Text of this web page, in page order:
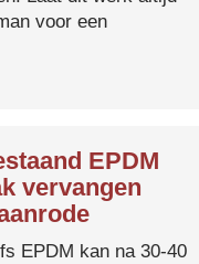
voor een
EPDM
vervangen
EPDM kan na 30-40